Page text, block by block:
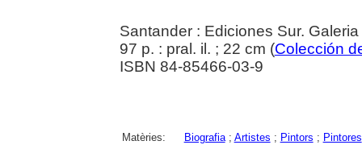
Santander : Ediciones Sur.
97 p. : pral. il. ; 22 cm (Colección
ISBN 84-85466-03-9
Matèries: Biografia; Artistes ; Pintors ; Pintores